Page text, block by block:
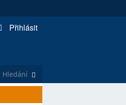
Přihlásit